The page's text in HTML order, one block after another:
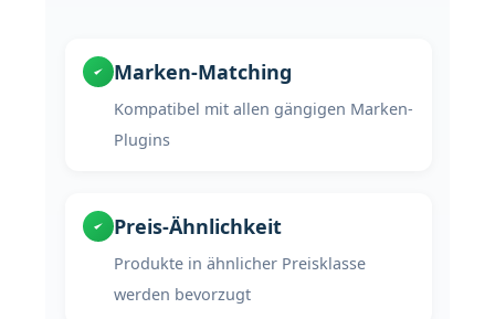
Marken-Matching
Kompatibel mit allen gängigen Marken-
Plugins
Preis-Ähnlichkeit
Produkte in ähnlicher Preisklasse
werden bevorzugt